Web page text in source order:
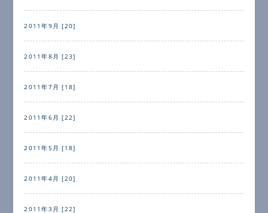
2011年9月 [20]
2011年8月 [23]
2011年7月 [18]
2011年6月 [22]
2011年5月 [18]
2011年4月 [20]
2011年3月 [22]